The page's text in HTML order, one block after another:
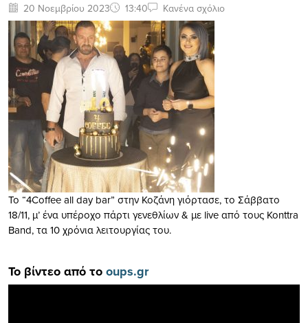
20 Νοεμβρίου 2023 13:40 Κανένα σχόλιο
Το “4Coffee all day bar” στην Κοζάνη γιόρτασε, το Σάββατο
18/11, μ’ ένα υπέροχο πάρτι γενεθλίων & με live από τους Konttra
Band, τα 10 χρόνια λειτουργίας του.
To βίντεο από τοoups.gr